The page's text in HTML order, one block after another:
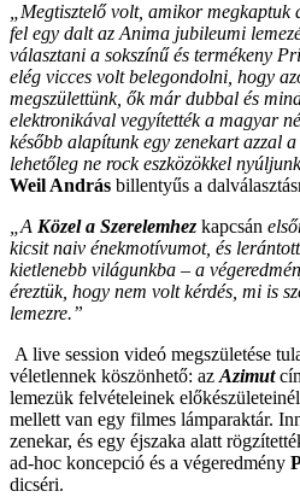
„Megtisztelő volt, amikor megkaptuk
fel egy dalt az Anima jubileumi
választani a sokszínű és termékeny
elég vicces volt belegondolni, hogy
megszülettünk, ők már dubbal és
elektronikával vegyítették a magyar
később alapítunk egy zenekart azzal
lehetőleg ne rock eszközökkel
Weil András billentyűs a
„A Közel a Szerelemhez kapcsán
kicsit naiv énekmotívumot, és
kietlenebb világunkba – a
éreztük, hogy nem volt kérdés, mi is
lemezre.”
A live session videó megszületése
véletlennek köszönhető: azAzimut
lemezük felvételeinek
mellett van egy filmes lámparaktár.
zenekar, és egy éjszaka alatt
ad-hoc koncepció és a végeredmény
dicséri.